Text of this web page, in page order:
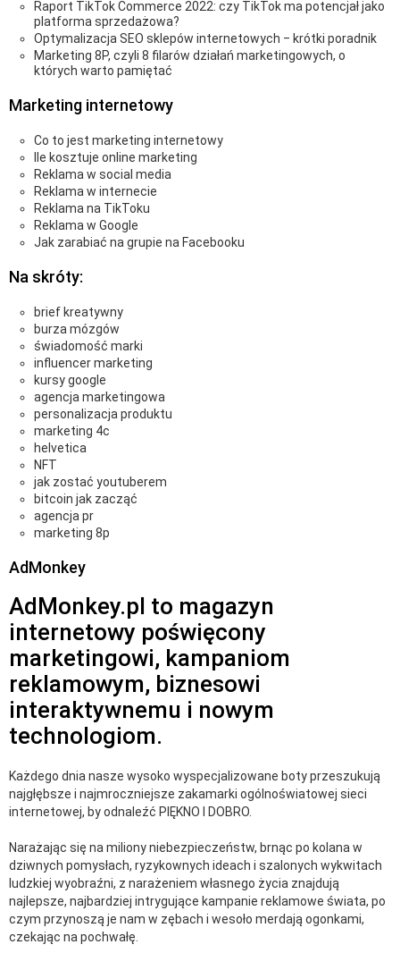
Raport TikTok Commerce 2022: czy TikTok ma potencjał jako
platforma sprzedażowa?
Optymalizacja SEO sklepów internetowych ‒ krótki poradnik
Marketing 8P, czyli 8 filarów działań marketingowych, o
których warto pamiętać
Marketing internetowy
Co to jest marketing internetowy
Ile kosztuje online marketing
Reklama w social media
Reklama w internecie
Reklama na TikToku
Reklama w Google
Jak zarabiać na grupie na Facebooku
Na skróty:
brief kreatywny
burza mózgów
świadomość marki
influencer marketing
kursy google
agencja marketingowa
personalizacja produktu
marketing 4c
helvetica
NFT
jak zostać youtuberem
bitcoin jak zacząć
agencja pr
marketing 8p
AdMonkey
AdMonkey.pl to magazyn
internetowy poświęcony
marketingowi, kampaniom
reklamowym, biznesowi
interaktywnemu i nowym
technologiom.
Każdego dnia nasze wysoko wyspecjalizowane boty przeszukują
najgłębsze i najmroczniejsze zakamarki ogólnoświatowej sieci
internetowej, by odnaleźć PIĘKNO I DOBRO.
Narażając się na miliony niebezpieczeństw, brnąc po kolana w
dziwnych pomysłach, ryzykownych ideach i szalonych wykwitach
ludzkiej wyobraźni, z narażeniem własnego życia znajdują
najlepsze, najbardziej intrygujące kampanie reklamowe świata, po
czym przynoszą je nam w zębach i wesoło merdają ogonkami,
czekając na pochwałę.